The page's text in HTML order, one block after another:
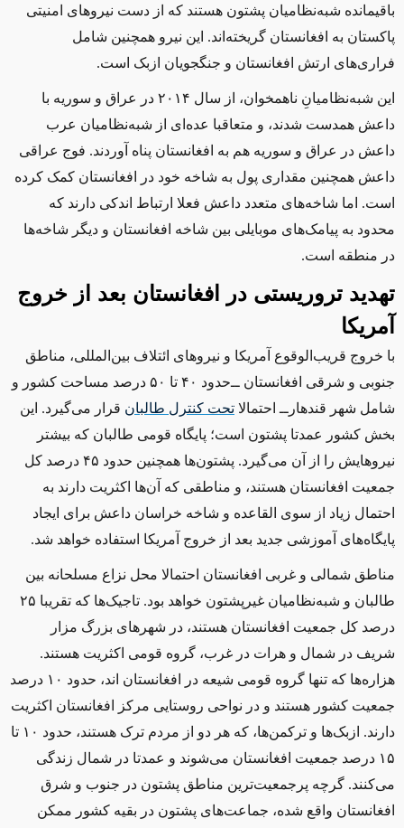
باقیمانده شبه‌نظامیان پشتون هستند که از دست نیروهای امنیتی
پاکستان به افغانستان گریخته‌اند. این نیرو همچنین شامل
فراری‌های ارتش افغانستان و جنگجویان ازبک است.
این شبه‌نظامیانِ ناهمخوان، از سال ۲۰۱۴ در عراق و سوریه با
داعش همدست شدند، و متعاقبا عده‌ای از شبه‌نظامیان عرب
داعش در عراق و سوریه هم به افغانستان پناه آوردند. فوج عراقی
داعش همچنین مقداری پول به شاخه خود در افغانستان کمک کرده
است. اما شاخه‌های متعدد داعش فعلا ارتباط اندکی دارند که
محدود به پیامک‌های موبایلی بین شاخه افغانستان و دیگر شاخه‌ها
در منطقه است.
تهدید تروریستی در افغانستان بعد از خروج
آمریکا
با خروج قریب‌الوقوع آمریکا و نیروهای ائتلاف بین‌المللی، مناطق
جنوبی و شرقی افغانستان ‌ــ‌حدود ۴۰ تا ۵۰ درصد مساحت کشور و
شامل شهر قندهار‌ــ‌ احتمالا تحت کنترل طالبان قرار می‌گیرد. این
بخش کشور عمدتا پشتون است؛ پایگاه قومی‌ طالبان که بیشتر
نیروهایش را از آن می‌گیرد. پشتون‌ها همچنین حدود ۴۵ درصد کل
جمعیت افغانستان هستند، و مناطقی که آن‌ها اکثریت دارند به
احتمال زیاد از سوی القاعده و شاخه خراسان داعش برای ایجاد
پایگاه‌های آموزشی جدید بعد از خروج آمریکا استفاده خواهد شد.
مناطق شمالی و غربی افغانستان احتمالا محل نزاع مسلحانه بین
طالبان و شبه‌نظامیان غیرپشتون خواهد بود. تاجیک‌ها که تقریبا ۲۵
درصد کل جمعیت افغانستان هستند، در شهرهای بزرگ مزار
شریف در شمال و هرات در غرب، گروه قومی اکثریت هستند.
هزاره‌ها که تنها گروه قومی شیعه‌ در افغانستان اند، حدود ۱۰ درصد
جمعیت کشور هستند و در نواحی روستایی مرکز افغانستان اکثریت
دارند. ازبک‌ها و ترکمن‌ها، که هر دو از مردم ترک هستند، حدود ۱۰ تا
۱۵ درصد جمعیت افغانستان می‌شوند و عمدتا در شمال زندگی
می‌کنند. گرچه پرجمعیت‌ترین مناطق پشتون در جنوب و شرق
افغانستان واقع شده، جماعت‌های پشتون در بقیه کشور ممکن